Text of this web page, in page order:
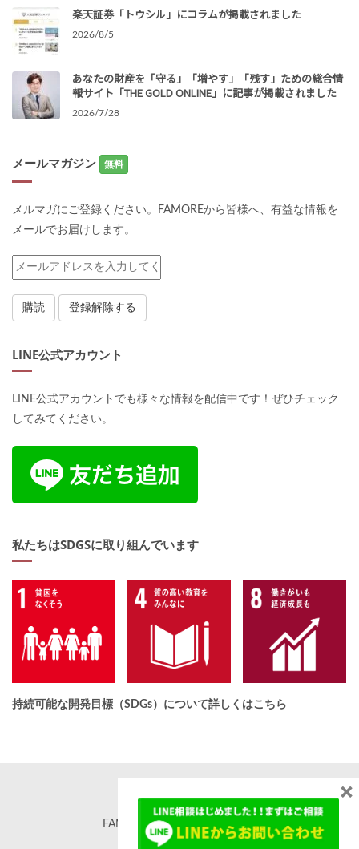
楽天証券「トウシル」にコラムが掲載されました
2026/8/5
あなたの財産を「守る」「増やす」「残す」ための総合情
報サイト「THE GOLD ONLINE」に記事が掲載されました
2026/7/28
メールマガジン 無料
メルマガにご登録ください。FAMOREから皆様へ、有益な情報を
メールでお届けします。
LINE公式アカウント
LINE公式アカウントでも様々な情報を配信中です！ぜひチェック
してみてください。
私たちはSDGSに取り組んでいます
持続可能な開発目標（SDGs）について詳しくはこちら
FAMORE. All rights reserved. ©
famore.co.jp
×